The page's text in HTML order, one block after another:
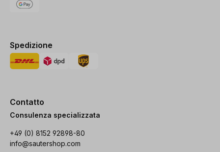
Spedizione
Contatto
Consulenza specializzata
+49 (0) 8152 92898-80
info@sautershop.com